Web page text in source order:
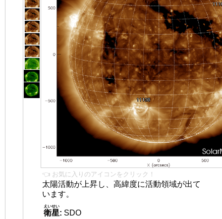
👈 お気に入りのアイコンをクリック！
太陽活動が上昇し、高緯度に活動領域が出て
います。
衛星
えいせい
: SDO